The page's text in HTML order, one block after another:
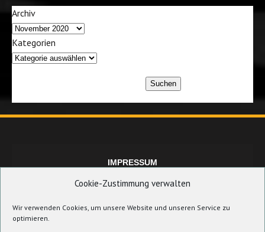
Cookie-Zustimmung verwalten
Wir verwenden Cookies, um unsere Website und unseren Service zu
optimieren.
Archiv
Kategorien
Suchen
IMPRESSUM
DATENSCHUTZERKLÄRUNG